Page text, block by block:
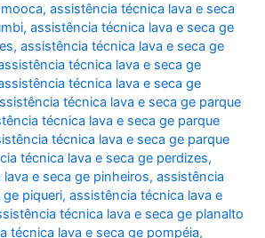
,assistência técnica lava e seca
,assistência técnica lava e seca ge
,assistência técnica lava e seca ge
técnica lava e seca ge
técnica lava e seca ge
técnica lava e seca ge parque
técnica lava e seca ge parque
técnica lava e seca ge parque
técnica lava e seca ge perdizes,
e seca ge pinheiros,assistência
piqueri,assistência técnica lava e
técnica lava e seca ge planalto
técnica lava e seca ge pompéia,